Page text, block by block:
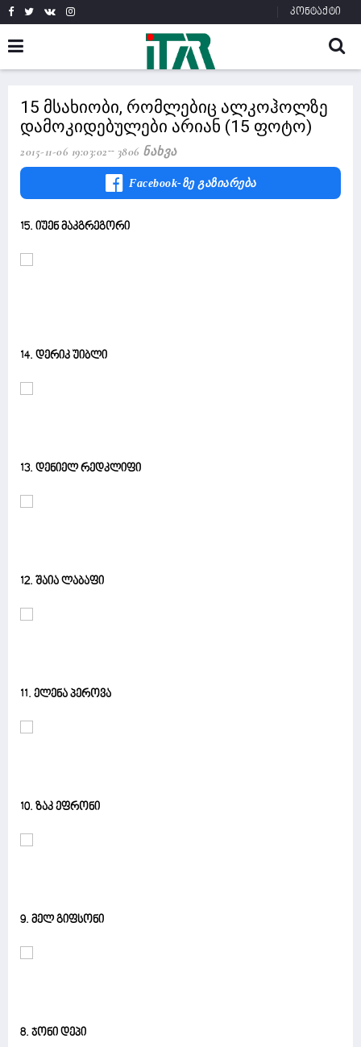
კონტაქტი
15 მსახიობი, რომლებიც ალკოჰოლზე
დამოკიდებულები არიან (15 ფოტო)
2015-11-06 19:03:02 3806 Ნახვა
Facebook-Ზე Გაზიარება
15. იუენ მაკგრეგორი
14. დერიკ უიბლი
13. დენიელ რედკლიფი
12. შაია ლაბაფი
11. ელენა პეროვა
10. ზაკ ეფრონი
9. მელ გიფსონი
8. ჯონი დეპი